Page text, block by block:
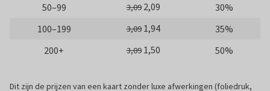
50–99
3,09 2,09
30%
100–199
3,09 1,94
35%
200+
3,09 1,50 50%
Dit zijn de prijzen van een kaart zonder luxe afwerkingen (foliedruk,